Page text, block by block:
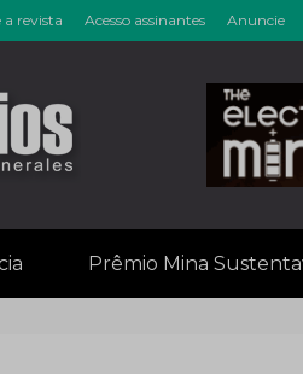
a revista Acesso assinantes Anuncie
Prêmio Mina